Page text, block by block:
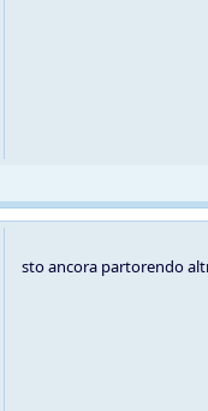
sto ancora partorendo